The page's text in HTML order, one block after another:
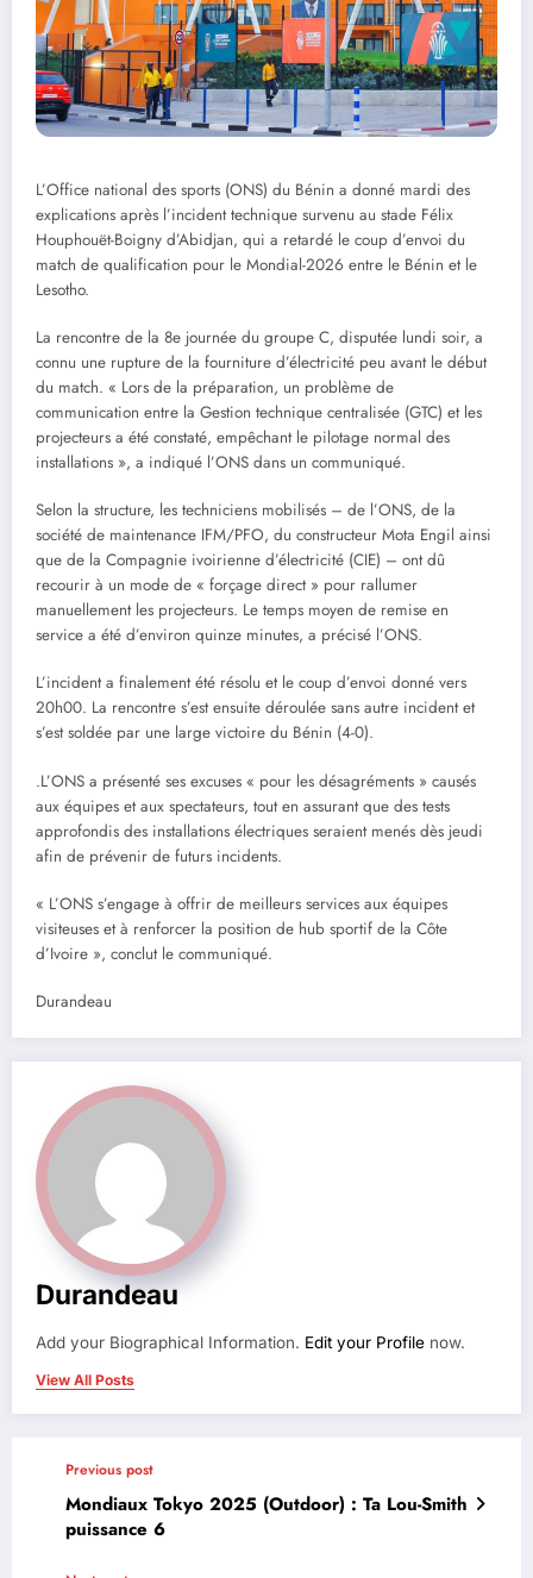
L’Office national des sports (ONS) du Bénin a donné mardi des
explications après l’incident technique survenu au stade Félix
Houphouët-Boigny d’Abidjan, qui a retardé le coup d’envoi du
match de qualification pour le Mondial-2026 entre le Bénin et le
Lesotho.
La rencontre de la 8e journée du groupe C, disputée lundi soir, a
connu une rupture de la fourniture d’électricité peu avant le début
du match. « Lors de la préparation, un problème de
communication entre la Gestion technique centralisée (GTC) et les
projecteurs a été constaté, empêchant le pilotage normal des
installations », a indiqué l’ONS dans un communiqué.
Selon la structure, les techniciens mobilisés – de l’ONS, de la
société de maintenance IFM/PFO, du constructeur Mota Engil ainsi
que de la Compagnie ivoirienne d’électricité (CIE) – ont dû
recourir à un mode de « forçage direct » pour rallumer
manuellement les projecteurs. Le temps moyen de remise en
service a été d’environ quinze minutes, a précisé l’ONS.
L’incident a finalement été résolu et le coup d’envoi donné vers
20h00. La rencontre s’est ensuite déroulée sans autre incident et
s’est soldée par une large victoire du Bénin (4-0).
.L’ONS a présenté ses excuses « pour les désagréments » causés
aux équipes et aux spectateurs, tout en assurant que des tests
approfondis des installations électriques seraient menés dès jeudi
afin de prévenir de futurs incidents.
« L’ONS s’engage à offrir de meilleurs services aux équipes
visiteuses et à renforcer la position de hub sportif de la Côte
d’Ivoire », conclut le communiqué.
Durandeau
Durandeau
Add your Biographical Information. Edit your Profile now.
View All Posts
Previous post
Mondiaux Tokyo 2025 (Outdoor) : Ta Lou-Smith
puissance 6